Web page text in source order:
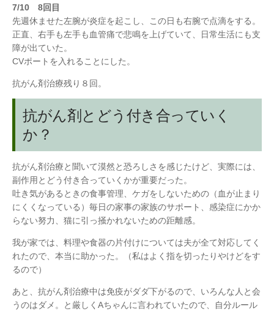
7/10 8回目
先週休ませた左腕が炎症を起こし、この日も右腕で点滴をする。
正直、右手も左手も血管痛で悲鳴を上げていて、日常生活にも支
障が出ていた。
CVポートを入れることにした。
抗がん剤治療残り８回。
抗がん剤とどう付き合っていく
か？
抗がん剤治療と聞いて漠然と恐ろしさを感じたけど、実際には、
副作用とどう付き合っていくかが重要だった。
吐き気があるときの食事管理、ケガをしないための（血が止まり
にくくなっている）毎日の家事の家族のサポート、感染症にかか
らない努力、猫に引っ掻かれないための距離感。
我が家では、料理や食器の片付けについては夫が全て対応してく
れたので、本当に助かった。（私はよく指を切ったりやけどをす
るので）
あと、抗がん剤治療中は免疫がダダ下がるので、いろんな人と会
うのはダメ。と厳しくAちゃんに言われていたので、自分ルール